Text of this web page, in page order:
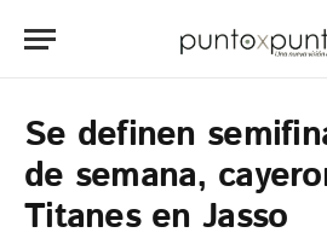
Se definen
de semana,
Titanes en Jasso